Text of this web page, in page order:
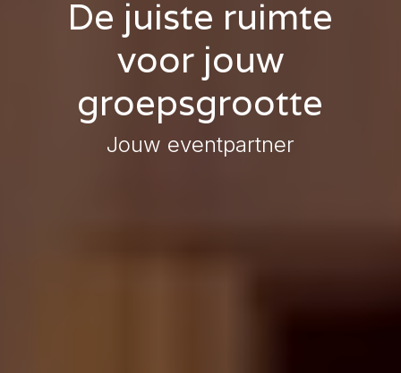
De juiste ruimte
voor jouw
groepsgrootte
Jouw eventpartner